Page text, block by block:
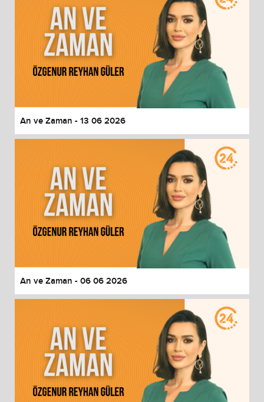
An ve Zaman - 13 06 2026
An ve Zaman - 06 06 2026